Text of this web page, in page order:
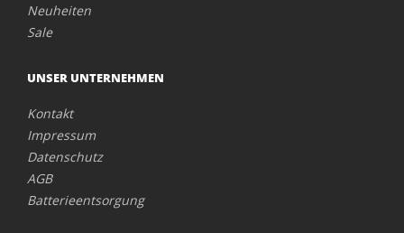
Neuheiten
Sale
UNSER UNTERNEHMEN
Kontakt
Impressum
Datenschutz
AGB
Batterieentsorgung